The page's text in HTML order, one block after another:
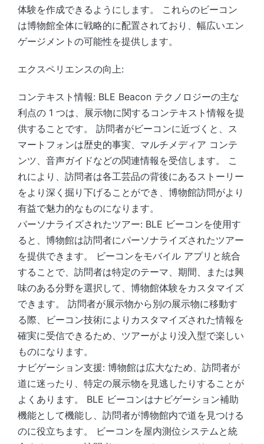
体験を作成できるようにします。 これらのビーコン
は博物館全体に戦略的に配置されており、幅広いエン
ゲージメントの可能性を提供します。
エクスペリエンスの向上:
コンテキスト情報: BLE Beacon テクノロジーの主な
利点の 1 つは、展示物に関するコンテキスト情報を提
供することです。 訪問者がビーコンに近づくと、ス
マートフォンは歴史的事実、マルチメディア コンテ
ンツ、音声ガイドなどの関連情報を受信します。 こ
れにより、訪問者は各工芸品の背後にあるストーリー
をより深く掘り下げることができ、博物館訪問がより
有益で魅力的なものになります。
パーソナライズされたツアー: BLE ビーコンを使用す
ると、博物館は訪問者にパーソナライズされたツアー
を提供できます。 ビーコンをモバイル アプリと統合
することで、訪問者は特定のテーマ、期間、または興
味のある分野を選択して、博物館体験をカスタマイズ
できます。 訪問者が展示物から別の展示物に移動す
る際、ビーコン技術によりカスタマイズされた情報を
確実に受信できるため、ツアーがより没入型で楽しい
ものになります。
ナビゲーション支援: 博物館は広大なため、訪問者が
道に迷ったり、特定の展示物を見逃したりすることが
よくあります。 BLE ビーコンはナビゲーション補助
機能として機能し、訪問者が博物館内で道を見つける
のに役立ちます。 ビーコンを屋内測位システムと統